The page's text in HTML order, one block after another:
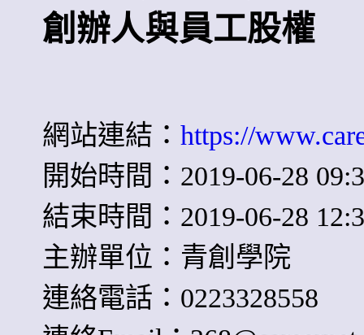
創辦人與員工股權
網站連結： https://
開始時間：2019-06-28
結束時間：2019-06-28
主辦單位：青創學院
連絡電話：0223328558